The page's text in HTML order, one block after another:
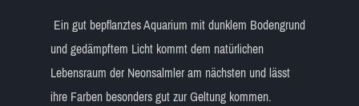
Ein gut bepflanztes Aquarium mit dunklem Bodengrund
und gedämpftem Licht kommt dem natürlichen
Lebensraum der Neonsalmler am nächsten und lässt
ihre Farben besonders gut zur Geltung kommen.